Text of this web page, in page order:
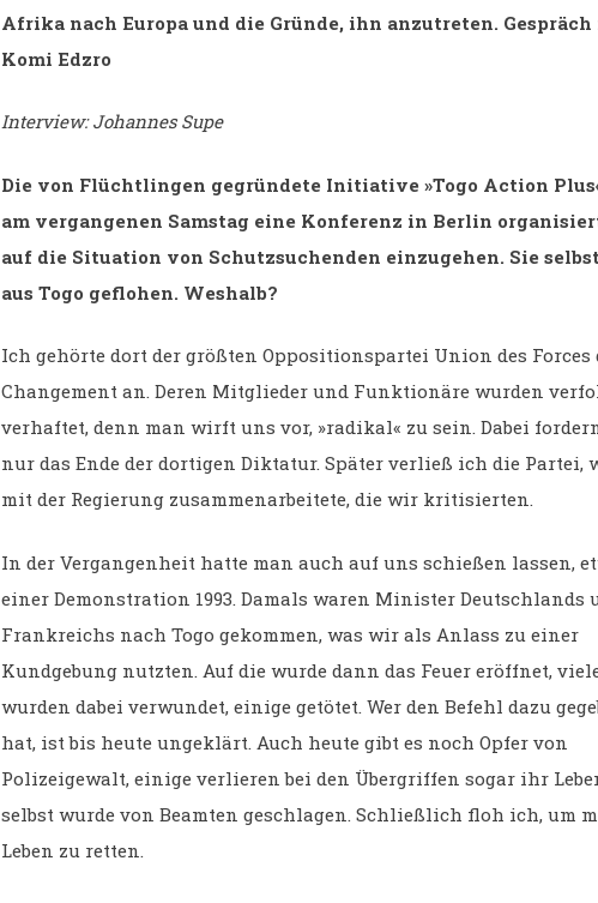
Afrika nach Europa und die Gründe, ihn anzutreten.
Komi Edzro
Interview: Johannes Supe
Die von Flüchtlingen gegründete Initiative »Togo Action
am vergangenen Samstag eine Konferenz in Berlin
auf die Situation von Schutzsuchenden einzugehen. Sie
aus Togo geflohen. Weshalb?
Ich gehörte dort der größten Oppositionspartei Union des Forces
Changement an. Deren Mitglieder und Funktionäre wurden
verhaftet, denn man wirft uns vor, »radikal« zu sein. Dabei
nur das Ende der dortigen Diktatur. Später verließ ich die Partei,
mit der Regierung zusammenarbeitete, die wir kritisierten.
In der Vergangenheit hatte man auch auf uns schießen lassen,
einer Demonstration 1993. Damals waren Minister Deutschlands
Frankreichs nach Togo gekommen, was wir als Anlass zu einer
Kundgebung nutzten. Auf die wurde dann das Feuer eröffnet,
wurden dabei verwundet, einige getötet. Wer den Befehl dazu
hat, ist bis heute ungeklärt. Auch heute gibt es noch Opfer von
Polizeigewalt, einige verlieren bei den Übergriffen sogar ihr
selbst wurde von Beamten geschlagen. Schließlich floh ich, um
Leben zu retten.